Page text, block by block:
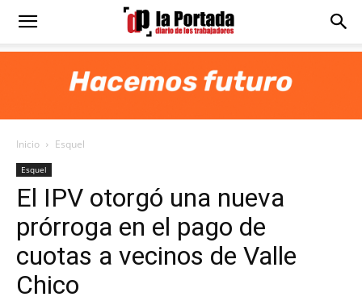
Diario
Portada
Inicio Esquel
Esquel
El IPV otorgó una nueva
prórroga en el pago de
cuotas a vecinos de Valle
Chico